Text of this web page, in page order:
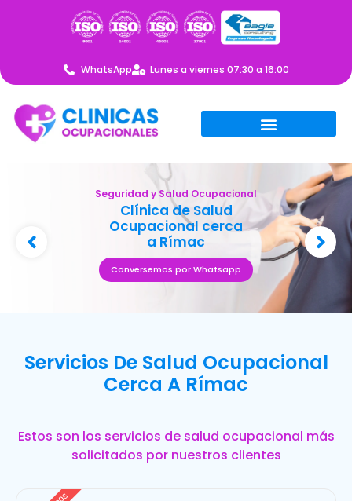
WhatsApp Lunes a viernes 07:30 a 16:00
Seguridad y Salud Ocupacional
Clínica de Salud
Ocupacional cerca
a Rímac
Conversemos por Whatsapp
Servicios De Salud Ocupacional
Cerca A Rímac
Estos son los servicios de salud ocupacional más
solicitados por nuestros clientes